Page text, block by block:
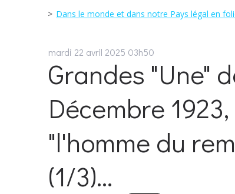
Dans le monde et dans notre Pays légal en
mardi 22 avril 2025 03h50
Grandes "Une"
Décembre
"l'homme du
(1/3)...